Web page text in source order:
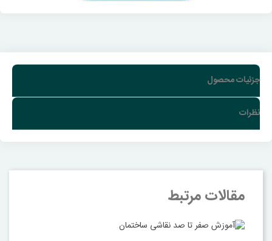
جزئیات محصول
نظرات
مقالات مرتبط